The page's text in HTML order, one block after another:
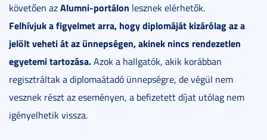
követően azAlumni-portálon lesznek elérhetők.
Felhívjuk a figyelmet arra, hogy diplomáját kizárólag az a
jelölt veheti át az ünnepségen, akinek nincs rendezetlen
egyetemi tartozása.Azok a hallgatók, akik korábban
regisztráltak a diplomaátadó ünnepségre, de végül nem
vesznek részt az eseményen, a befizetett díjat utólag nem
igényelhetik vissza.